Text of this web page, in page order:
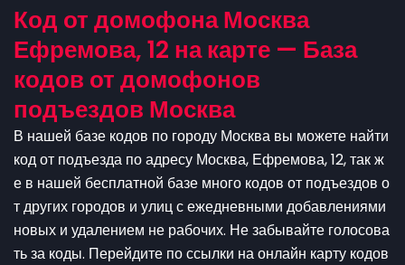
Код от домофона Москва
Ефремова, 12 на карте — База
кодов от домофонов
подъездов Москва
В нашей базе кодов по городу Москва вы можете найти
код от подъезда по адресу Москва, Ефремова, 12, так ж
е в нашей бесплатной базе много кодов от подъездов о
т других городов и улиц с ежедневными добавлениями
новых и удалением не рабочих. Не забывайте голосова
ть за коды. Перейдите по ссылки на онлайн карту кодов